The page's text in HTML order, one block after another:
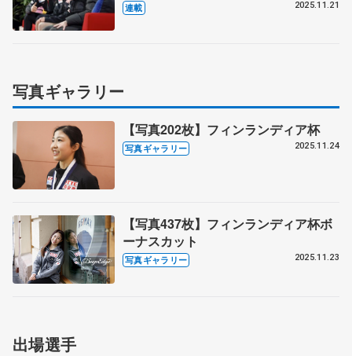
得へ伝えたこととは
連載 2025.11.21
写真ギャラリー
【写真202枚】フィンランディア杯
写真ギャラリー 2025.11.24
【写真437枚】フィンランディア杯ボ
ーナスカット
写真ギャラリー 2025.11.23
出場選手